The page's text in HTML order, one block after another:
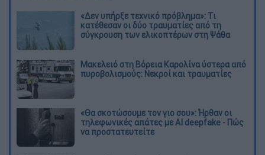
«Δεν υπήρξε τεχνικό πρόβλημα»: Τι
κατέθεσαν οι δύο τραυματίες από τη
σύγκρουση των ελικοπτέρων στη Ψάθα
Μακελειό στη Βόρεια Καρολίνα ύστερα από
πυροβολισμούς: Νεκροί και τραυματίες
«Θα σκοτώσουμε τον γιο σου»: Ήρθαν οι
τηλεφωνικές απάτες με AI deepfake - Πώς
να προστατευτείτε